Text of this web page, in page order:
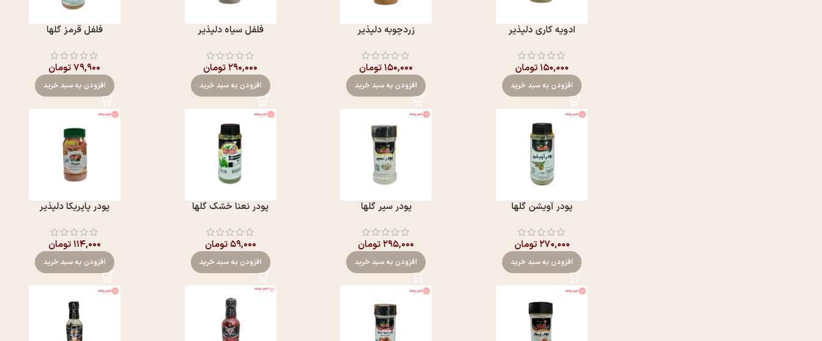
ادویه کاری دلپذیر
۱۵۰,۰۰۰تومان
افزودن به سبد خرید
زردچوبه دلپذیر
۱۵۰,۰۰۰تومان
افزودن به سبد خرید
فلفل سیاه دلپذیر
۲۹۰,۰۰۰تومان
افزودن به سبد خرید
فلفل قرمز گلها
۷۹,۹۰۰تومان
افزودن به سبد خرید
پودر آویشن گلها
۲۷۰,۰۰۰تومان
افزودن به سبد خرید
پودر سیر گلها
۲۹۵,۰۰۰تومان
افزودن به سبد خرید
پودر نعنا خشک گلها
۵۹,۰۰۰ تومان
افزودن به سبد خرید
پودر پاپریکا دلپذیر
۱۱۴,۰۰۰تومان
افزودن به سبد خرید